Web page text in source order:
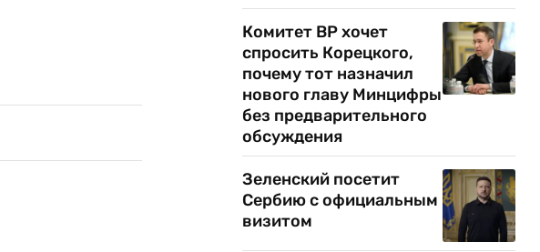
Комитет ВР хочет
спросить Корецкого,
почему тот назначил
нового главу Минцифры
без предварительного
обсуждения
Зеленский посетит
Сербию с официальным
визитом